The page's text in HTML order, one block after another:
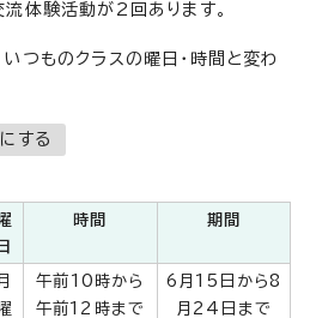
体験活動が2回あります。
つものクラスの曜日・時間と変わ
する
日
時間 期間
午前10時から
午前12時まで
6月15日から8
月24日まで